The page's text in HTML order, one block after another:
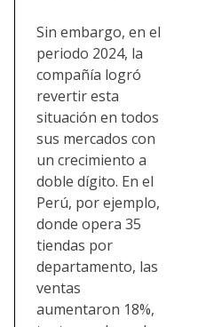
Sin embargo, en el
periodo 2024, la
compañía logró
revertir esta
situación en todos
sus mercados con
un crecimiento a
doble dígito. En el
Perú, por ejemplo,
donde opera 35
tiendas por
departamento, las
ventas
aumentaron 18%,